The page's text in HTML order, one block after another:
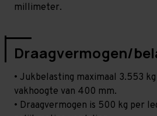
millimeter.
Draagvermogen/
• Jukbelasting maximaal 3.553
vakhoogte van 400 mm.
• Draagvermogen is 500 kg per